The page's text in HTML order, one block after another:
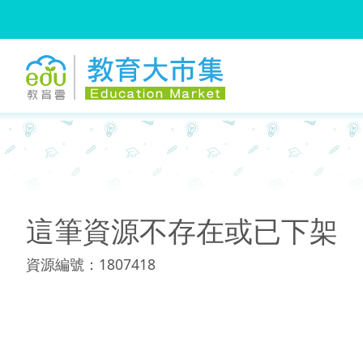
:::
這筆資源不存在或已下架
資源編號：1807418